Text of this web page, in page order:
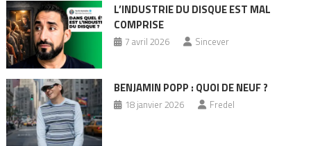
L’INDUSTRIE DU DISQUE EST MAL
COMPRISE
7 avril 2026 Sincever
BENJAMIN POPP : QUOI DE NEUF ?
18 janvier 2026 Fredel